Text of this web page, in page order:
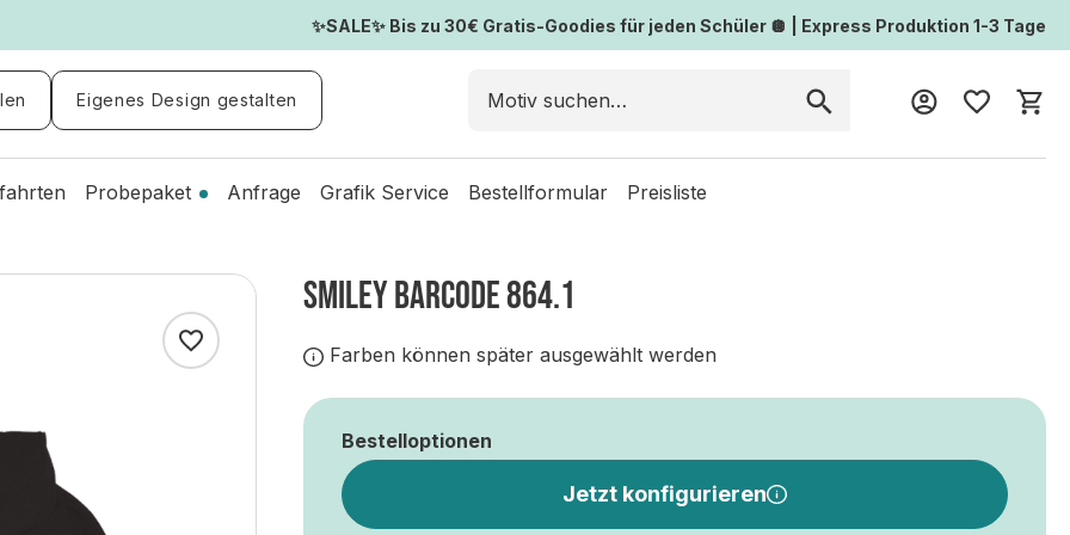
✨SALE✨ Bis zu 30€ Gratis-Goodies für jeden Schüler 🪩 | Express Produktion 1-3 Tage
Eigenes Design gestalten
Probepaket Anfrage Grafik Service Bestellformular Preisliste
SMILEY BARCODE 864.1
Farben können später ausgewählt werden
Bestelloptionen
Jetzt konfigurieren